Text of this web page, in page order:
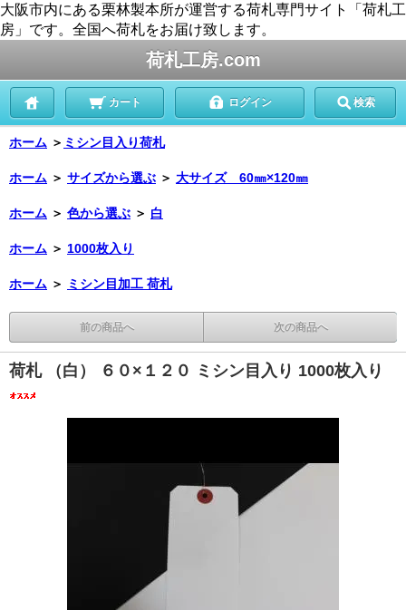
大阪市内にある栗林製本所が運営する荷札専門サイト「荷札工
房」です。全国へ荷札をお届け致します。
荷札工房.com
カート ログイン 検索
ホーム ＞ ミシン目入り荷札
ホーム ＞ サイズから選ぶ ＞ 大サイズ 60㎜×120㎜
ホーム ＞ 色から選ぶ ＞ 白
ホーム ＞ 1000枚入り
ホーム ＞ ミシン目加工 荷札
前の商品へ 次の商品へ
荷札 （白） ６０×１２０ ミシン目入り 1000枚入り